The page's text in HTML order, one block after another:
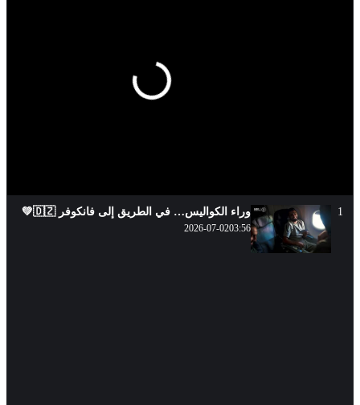
وراء الكواليس… في الطريق إلى فانكوفر 🇩🇿💚
03:56
2026-07-02